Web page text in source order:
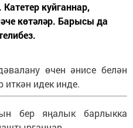
куйганнар,
көтәләр. Барысы да
өчен әнисе белән
иткән идек инде.
бер яңалык барлыкка